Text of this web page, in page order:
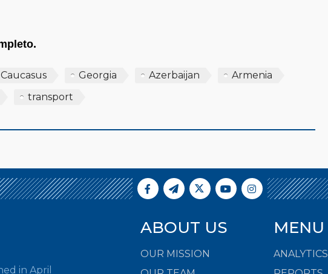
Georgia Azerbaijan
Armenia
transport
in April
ABOUT US
OUR MISSION
MENU
ANALYTICS